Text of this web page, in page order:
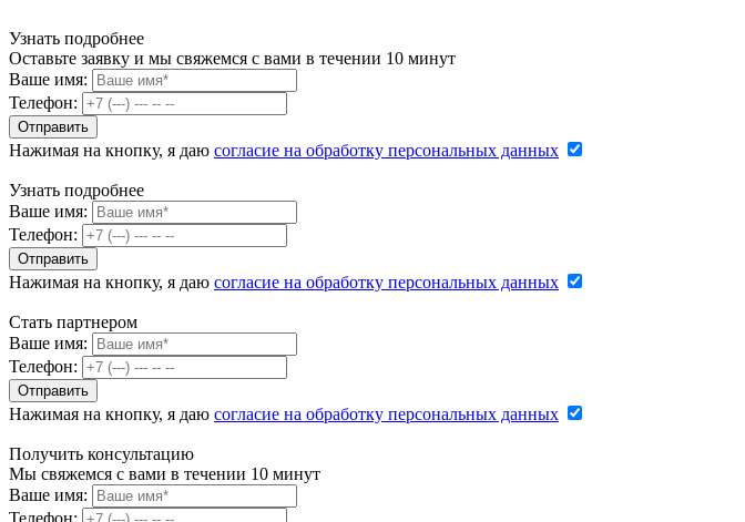
Узнать подробнее
Оставьте заявку и мы свяжемся с вами в течении 10 минут
Ваше имя:
Телефон:
Нажимая на кнопку, я даю согласие на обработку персональных данных
Узнать подробнее
Ваше имя:
Телефон:
Нажимая на кнопку, я даю согласие на обработку персональных данных
Стать партнером
Ваше имя:
Телефон:
Нажимая на кнопку, я даю согласие на обработку персональных данных
Получить консультацию
Мы свяжемся с вами в течении 10 минут
Ваше имя:
Телефон: